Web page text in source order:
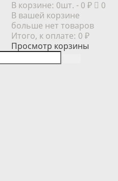
В корзине: 0шт. - 0 ₽
0
В вашей корзине
больше нет товаров
Итого, к оплате: 0 ₽
Просмотр корзины